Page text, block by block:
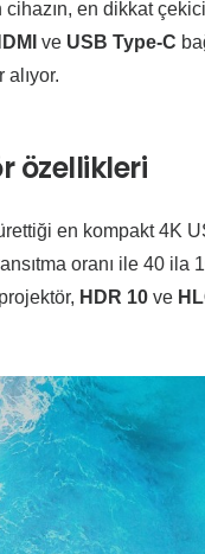
en dikkat
ve USB Type-C
özellikleri
en kompakt 4K
oranı ile 40 ila
HDR 10 ve